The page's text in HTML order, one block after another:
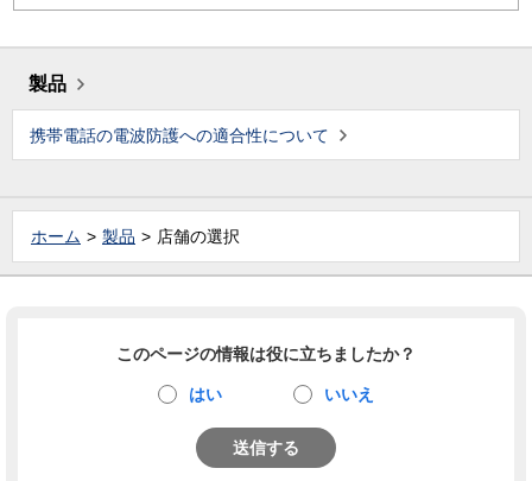
製品
携帯電話の電波防護への適合性について
ホーム 製品 店舗の選択
このページの情報は役に立ちましたか？
はい いいえ
送信する